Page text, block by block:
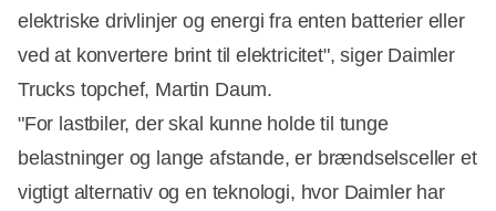
elektriske drivlinjer og energi fra enten batterier eller
ved at konvertere brint til elektricitet", siger Daimler
Trucks topchef, Martin Daum.
"For lastbiler, der skal kunne holde til tunge
belastninger og lange afstande, er brændselsceller et
vigtigt alternativ og en teknologi, hvor Daimler har